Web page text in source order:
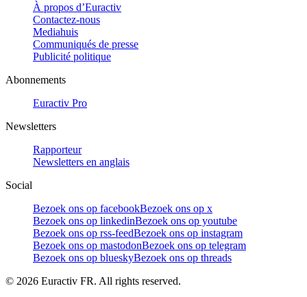
À propos d’Euractiv
Contactez-nous
Mediahuis
Communiqués de presse
Publicité politique
Abonnements
Euractiv Pro
Newsletters
Rapporteur
Newsletters en anglais
Social
Bezoek ons op facebookBezoek ons op x
Bezoek ons op linkedinBezoek ons op youtube
Bezoek ons op rss-feedBezoek ons op instagram
Bezoek ons op mastodonBezoek ons op telegram
Bezoek ons op blueskyBezoek ons op threads
© 2026 Euractiv FR. All rights reserved.